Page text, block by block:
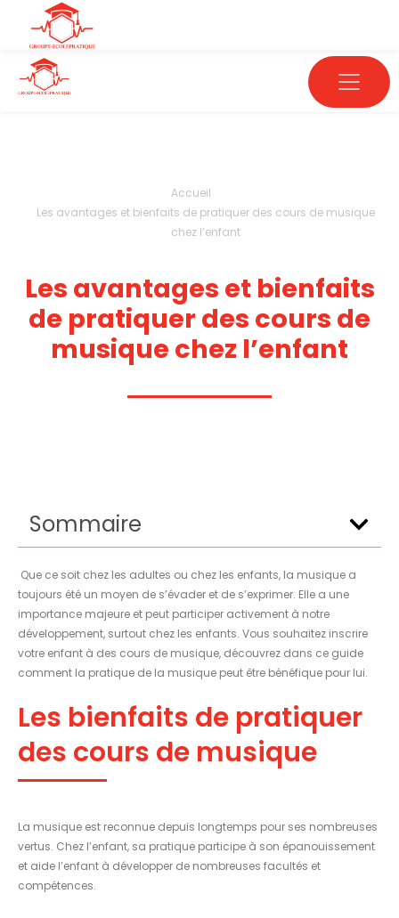
Accueil
Les avantages et bienfaits de pratiquer des cours de musique
chez l’enfant
Les avantages et bienfaits
de pratiquer des cours de
musique chez l’enfant
Sommaire
Que ce soit chez les adultes ou chez les enfants, la musique a
toujours été un moyen de s’évader et de s’exprimer. Elle a une
importance majeure et peut participer activement à notre
développement, surtout chez les enfants. Vous souhaitez inscrire
votre enfant à des cours de musique, découvrez dans ce guide
comment la pratique de la musique peut être bénéfique pour lui.
Les bienfaits de pratiquer
des cours de musique
La musique est reconnue depuis longtemps pour ses nombreuses
vertus. Chez l’enfant, sa pratique participe à son épanouissement
et aide l’enfant à développer de nombreuses facultés et
compétences.